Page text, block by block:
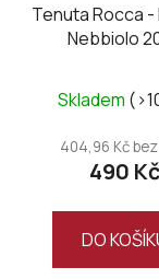
Tenuta Rocca -
Nebbiolo
Skladem
404,96 Kč bez
490 Kč
DO